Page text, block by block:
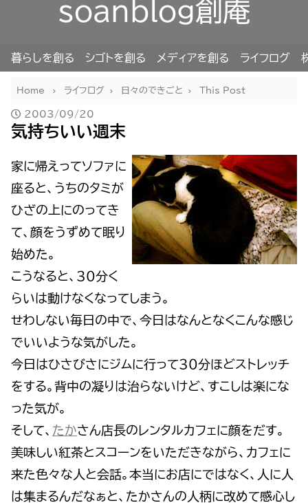
soanblog創庵
暮らしを創る シゴトを創る メディアを創る ライフログ
Home ライフログ 日々のできごと This Post
2003/09/20
気持ちいい週末
家に帰えってソファに
座ると、うちのタミが
ひざの上にのってき
て、顔をうずめて眠り
始めた。
こうなると、３０分く
らいは動けなくなってしまう。
せわしない毎日の中で、今日はなんとなくこんな感じ
でいいような気がした。
今日はひさびさにジムに行って３０分ほどストレッチ
をする。背中の凝りは治らないけど、すこしは楽にな
った気が。
そして、 たかさん店長のレンタルカフェに顔をだす。
美味しい紅茶とスコーンをいただきながら、カフェに
来た色々な人と会話。本当にお店にではなく、人に人
は集まるんだなぁと、たかさんの人柄に改めて感心し